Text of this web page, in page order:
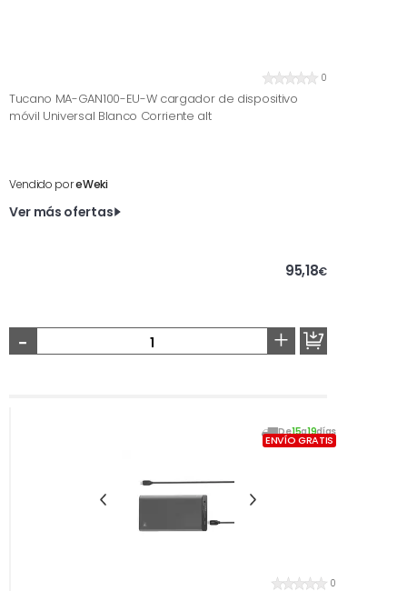
0
Tucano MA-GAN100-EU-W cargador de dispositivo
móvil Universal Blanco Corriente alt
Vendido poreWeki
Ver más ofertas
95,18€
- +
De15a19días
ENVÍO GRATIS
0